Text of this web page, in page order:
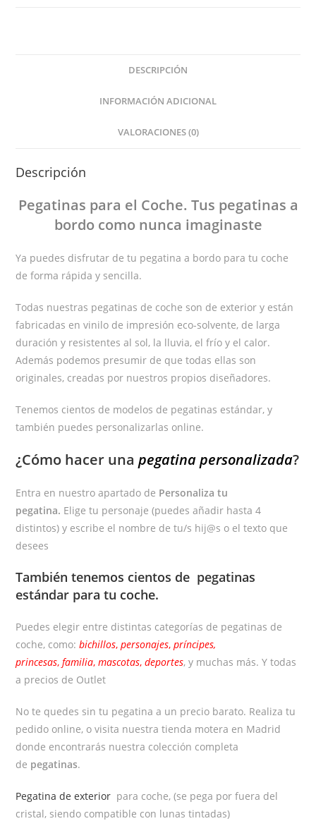
DESCRIPCIÓN
INFORMACIÓN ADICIONAL
VALORACIONES (0)
Descripción
Pegatinas para el Coche. Tus pegatinas a
bordocomo nunca imaginaste
Ya puedes disfrutar de tu pegatina a bordo para tu coche
de forma rápida y sencilla.
Todas nuestras pegatinas de coche son de exterior y están
fabricadas en vinilo de impresión eco-solvente, de larga
duración y resistentes al sol, la lluvia, el frío y el calor.
Además podemos presumir de que todas ellas son
originales, creadas por nuestros propios diseñadores.
Tenemos cientos de modelos de pegatinas estándar, y
también puedes personalizarlas online.
¿Cómo hacer unapegatina personalizada?
Entra en nuestro apartado de Personaliza tu
pegatina. Elige tu personaje (puedes añadir hasta 4
distintos) y escribe el nombre de tu/s hij@s o el texto que
desees
También tenemos cientos de pegatinas
estándar para tu coche.
Puedes elegir entre distintas categorías de pegatinas de
coche, como:bichillos,personajes,príncipes,
princesas,familia,mascotas,deportes, y muchas más. Y todas
a precios de Outlet
No te quedes sin tu pegatina a un precio barato. Realiza tu
pedido online, o visita nuestra tienda motera en Madrid
donde encontrarás nuestra colección completa
de pegatinas.
Pegatina de exterior para coche, (se pega por fuera del
cristal, siendo compatible con lunas tintadas)